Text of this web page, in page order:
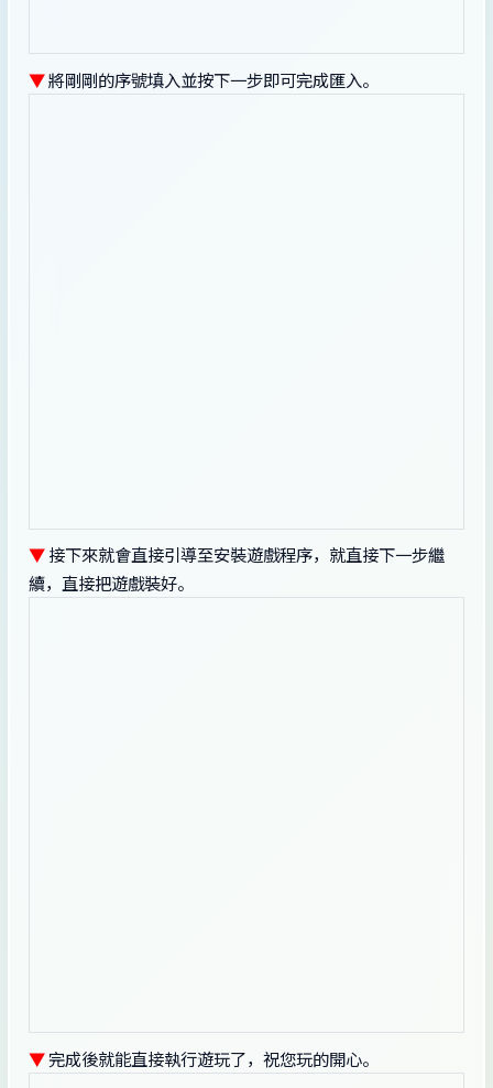
▼將剛剛的序號填入並按下一步即可完成匯入。
▼接下來就會直接引導至安裝遊戲程序，就直接下一步繼
續，直接把遊戲裝好。
▼完成後就能直接執行遊玩了，祝您玩的開心。